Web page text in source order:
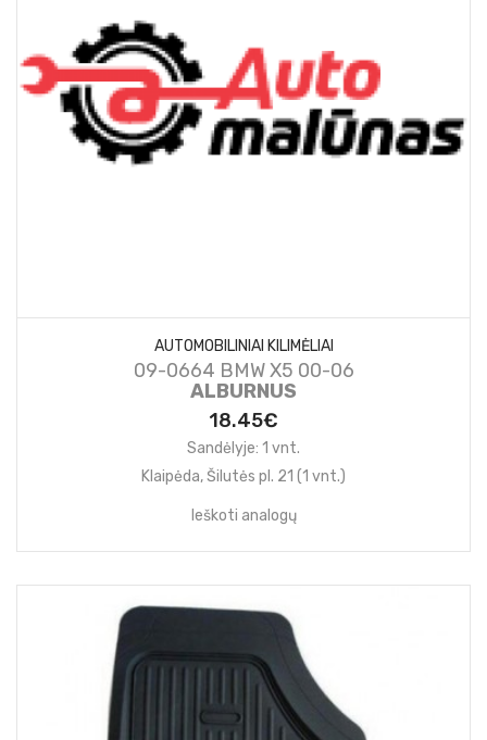
AUTOMOBILINIAI KILIMĖLIAI
09-0664 BMW X5 00-06
ALBURNUS
18.45€
Sandėlyje: 1 vnt.
Klaipėda, Šilutės pl. 21 (1 vnt.)
Ieškoti analogų